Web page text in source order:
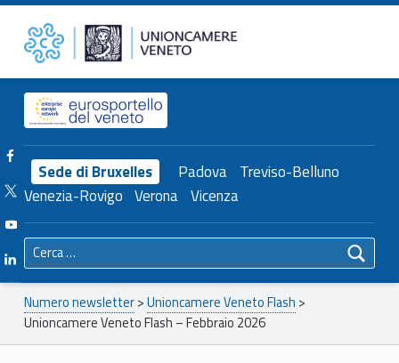
Unioncamere Veneto Flash – Febbraio 2026 – Unioncamere del Veneto Unioncamere del Veneto
Header info sidebar
Sede di Bruxelles Padova Treviso-Belluno
Venezia-Rovigo Verona Vicenza
Facebook Unioncamere Veneto
Twitter Unioncamere Veneto
Youtube Unioncamere Veneto
Linkedin Unioncamere Veneto
Ricerca per:
Breadcrumbs navigation
Numero newsletter>Unioncamere Veneto Flash >
Unioncamere Veneto Flash – Febbraio 2026